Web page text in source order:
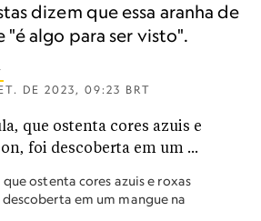
dizem que essa aranha de
algo para ser visto".
DE 2023, 09:23 BRT
ostenta cores azuis e roxas
em um mangue na